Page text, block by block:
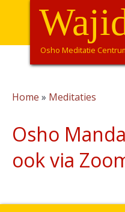
Overslaan
de
Hoofdnavigatie
Osho Meditatie
Home Meditaties
Osho
ook via